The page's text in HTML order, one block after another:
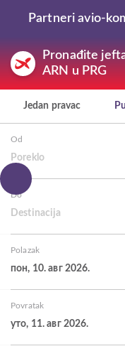
Partneri avio-
Pronađite
ARN u PRG
Jedan pravac
Od
Poreklo
Do
Destinacija
Polazak
пон, 10. авг 2026.
Povratak
уто, 11. авг 2026.